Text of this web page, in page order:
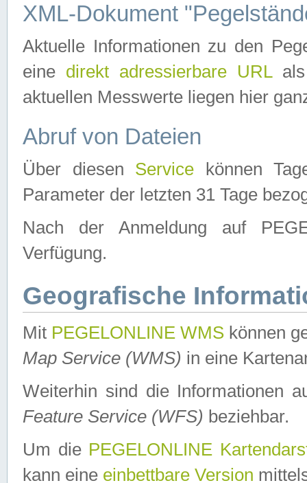
XML-Dokument
Aktuelle Informationen zu den
eine direkt adressierbare URLals
aktuellen Messwerte liegen hier
Abruf von Dateien
Über diesen Service können
Parameter der letzten 31 Tage
Nach der Anmeldung auf
Verfügung.
Geografische
Mit PEGELONLINE WMS können
Map Service (WMS) in eine
Weiterhin sind die Informationen
Feature Service (WFS) beziehbar.
Um die PEGELONLINE
kann eine einbettbare Version